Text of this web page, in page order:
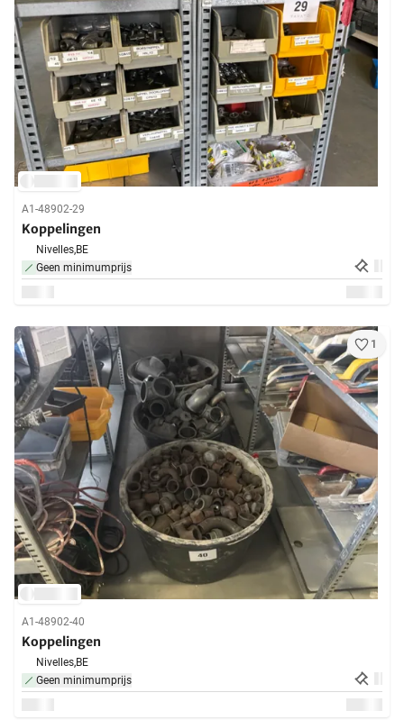
A1-48902-29
Koppelingen
Nivelles,BE
Geen minimumprijs
1
A1-48902-40
Koppelingen
Nivelles,BE
Geen minimumprijs